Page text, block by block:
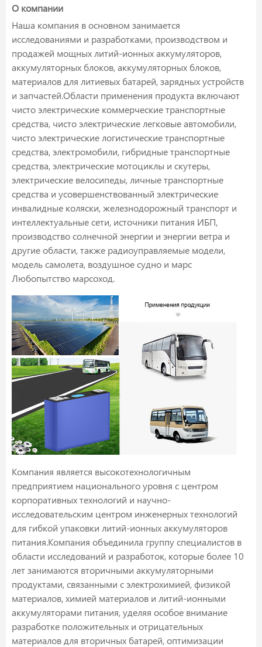
О компании
Наша компания в основном занимается
исследованиями и разработками, производством и
продажей мощных литий-ионных аккумуляторов,
аккумуляторных блоков, аккумуляторных блоков,
материалов для литиевых батарей, зарядных устройств
и запчастей.Области применения продукта включают
чисто электрические коммерческие транспортные
средства, чисто электрические легковые автомобили,
чисто электрические логистические транспортные
средства, электромобили, гибридные транспортные
средства, электрические мотоциклы и скутеры,
электрические велосипеды, личные транспортные
средства и усовершенствованный электрические
инвалидные коляски, железнодорожный транспорт и
интеллектуальные сети, источники питания ИБП,
производство солнечной энергии и энергии ветра и
другие области, также радиоуправляемые модели,
модель самолета, воздушное судно и марс
Любопытство марсоход.
Компания является высокотехнологичным
предприятием национального уровня с центром
корпоративных технологий и научно-
исследовательским центром инженерных технологий
для гибкой упаковки литий-ионных аккумуляторов
питания.Компания объединила группу специалистов в
области исследований и разработок, которые более 10
лет занимаются вторичными аккумуляторными
продуктами, связанными с электрохимией, физикой
материалов, химией материалов и литий-ионными
аккумуляторами питания, уделяя особое внимание
разработке положительных и отрицательных
материалов для вторичных батарей, оптимизации